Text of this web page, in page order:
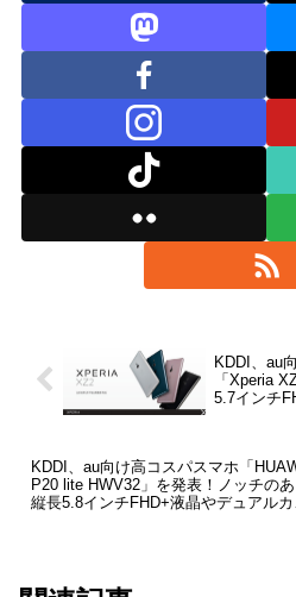
KDDI、au
「Xperia
5.7インチ
KDDI、au向け高コスパスマホ「
P20 lite HWV32」を発表！ノッチの
縦長5.8インチFHD+液晶やデュアルカ